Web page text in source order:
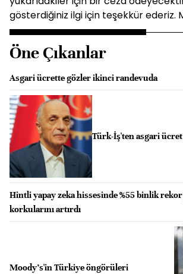
gösterdiğiniz ilgi için teşekkür ederiz.
Öne Çıkanlar
Asgari ücrette gözler ikinci randevuda
Türk-İş'ten asgari ücret
Hintli yapay zeka hissesinde %55 binlik
korkularını artırdı
Moody's'in Türkiye öngörüleri